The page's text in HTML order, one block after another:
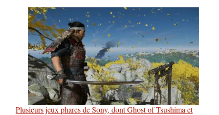
Plusieurs jeux phares de Sony, dont Ghost of Tsushima et